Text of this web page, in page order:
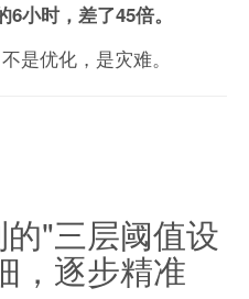
小时，差了45倍。
是优化，是灾难。
"三层阈值设
，逐步精准